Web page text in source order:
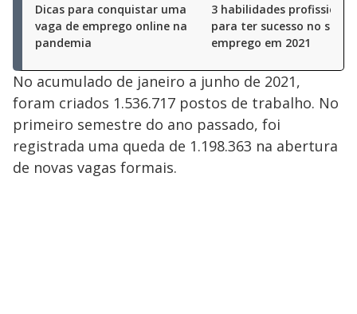
Dicas para conquistar uma
vaga de emprego online na
pandemia
3 habilidades
para ter sucesso no seu
emprego em 2021
No acumulado de janeiro a junho de 2021,
foram criados 1.536.717 postos de trabalho. No
primeiro semestre do ano passado, foi
registrada uma queda de 1.198.363 na abertura
de novas vagas formais.